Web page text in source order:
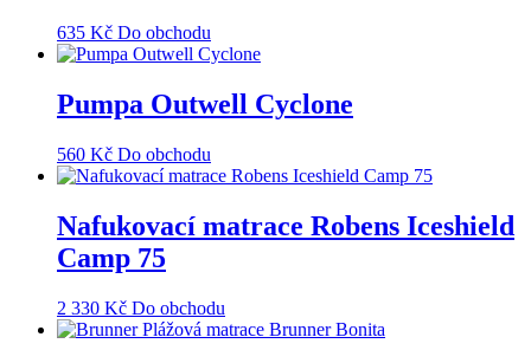
635 Kč Do obchodu
Pumpa Outwell Cyclone
560 Kč Do obchodu
Nafukovací matrace Robens Iceshield
Camp 75
2 330 Kč Do obchodu